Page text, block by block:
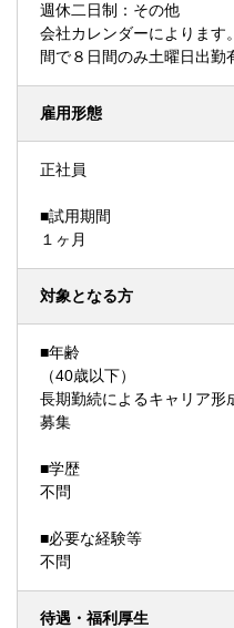
週休二日制：その他
会社カレンダーによります
間で８日間のみ土曜日出勤
雇用形態
正社員
■試用期間
１ヶ月
対象となる方
■年齢
（40歳以下）
長期勤続によるキャリア形
募集
■学歴
不問
■必要な経験等
不問
待遇・福利厚生